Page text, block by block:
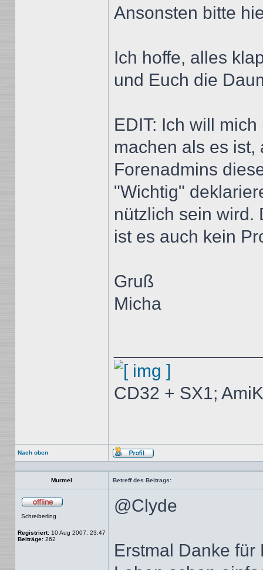
Ansonsten bitte
Ich hoffe, alles
und Euch die
EDIT: Ich will
machen als es
Forenadmins
"Wichtig"
nützlich sein wird.
ist es auch kein
Gruß
Micha
CD32 + SX1;
Nach oben
Profil
Murmel Betreff des Beitrags:
Schreiberling
Registriert: 10 Aug 2007, 23:47
Beiträge: 262
@Clyde
Erstmal Danke